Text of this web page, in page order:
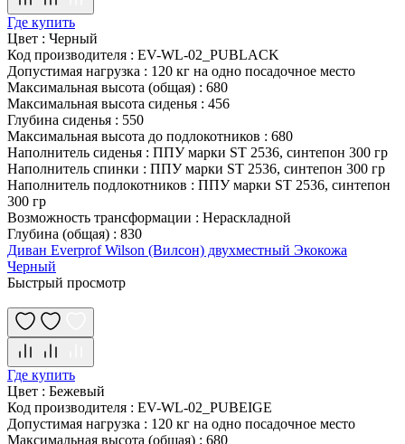
Где купить
Цвет : Черный
Код производителя : EV-WL-02_PUBLACK
Допустимая нагрузка : 120 кг на одно посадочное место
Максимальная высота (общая) : 680
Максимальная высота сиденья : 456
Глубина сиденья : 550
Максимальная высота до подлокотников : 680
Наполнитель сиденья : ППУ марки ST 2536, синтепон 300 гр
Наполнитель спинки : ППУ марки ST 2536, синтепон 300 гр
Наполнитель подлокотников : ППУ марки ST 2536, синтепон
300 гр
Возможность трансформации : Нераскладной
Глубина (общая) : 830
Диван Everprof Wilson (Вилсон) двухместный Экокожа
Черный
Быстрый просмотр
Где купить
Цвет : Бежевый
Код производителя : EV-WL-02_PUBEIGE
Допустимая нагрузка : 120 кг на одно посадочное место
Максимальная высота (общая) : 680